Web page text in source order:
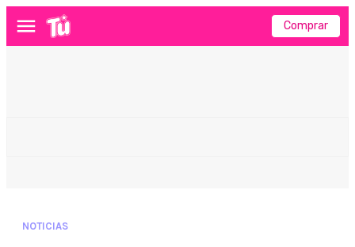
Menú Comprar
NOTICIAS